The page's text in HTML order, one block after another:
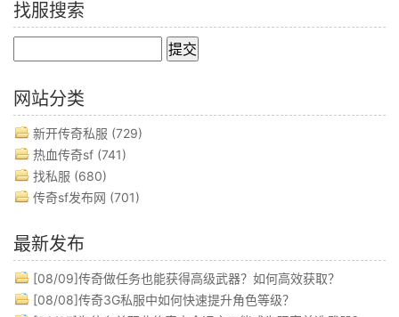
找服搜索
网站分类
新开传奇私服 (729)
热血传奇sf (741)
找私服 (680)
传奇sf发布网 (701)
最新发布
[08/09]传奇做任务也能获得高级武器？如何高效获取？
[08/08]传奇3G私服中如何快速提升角色等级？